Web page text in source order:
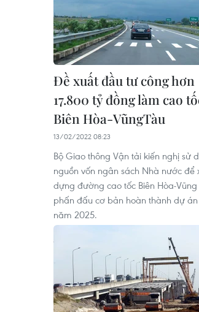
Đề xuất đầu tư công hơn
17.800 tỷ đồng làm cao
Biên Hòa-VũngTàu
13/02/2022 08:23
Bộ Giao thông Vận tải kiến nghị sử
nguồn vốn ngân sách Nhà nước để
dựng đường cao tốc Biên Hòa-Vũng
phấn đấu cơ bản hoàn thành dự
năm 2025.